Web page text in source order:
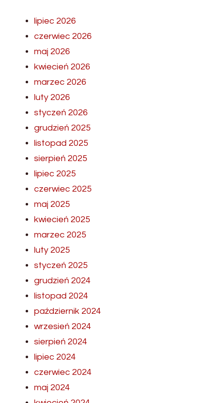
lipiec 2026
czerwiec 2026
maj 2026
kwiecień 2026
marzec 2026
luty 2026
styczeń 2026
grudzień 2025
listopad 2025
sierpień 2025
lipiec 2025
czerwiec 2025
maj 2025
kwiecień 2025
marzec 2025
luty 2025
styczeń 2025
grudzień 2024
listopad 2024
październik 2024
wrzesień 2024
sierpień 2024
lipiec 2024
czerwiec 2024
maj 2024